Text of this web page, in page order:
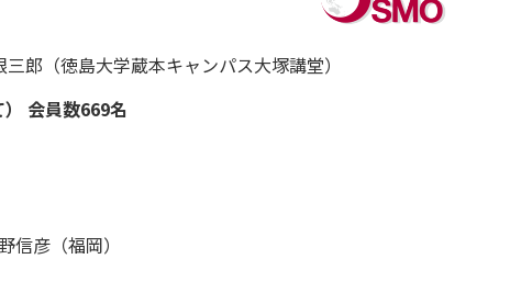
郎（徳島大学蔵本キャンパス大塚講堂）
会員数669名
彦（福岡）